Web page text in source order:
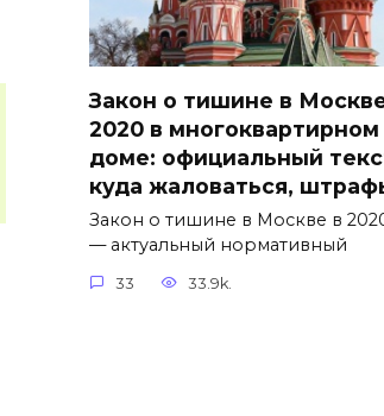
Закон о тишине в
2020 в многоквартирном
доме: официальный
куда жаловаться,
Закон о тишине в Москве в
— актуальный нормативный
33 33.9k.